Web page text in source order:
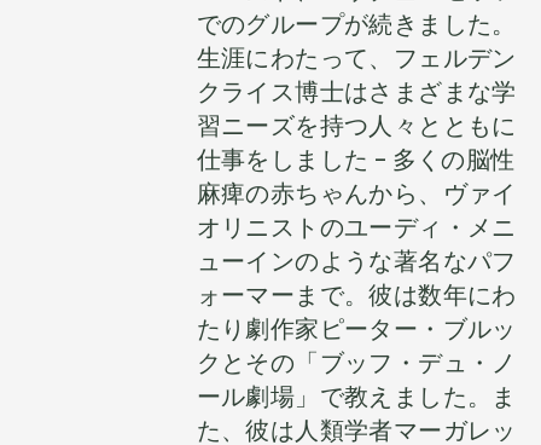
でのグループが続きました。
生涯にわたって、フェルデン
クライス博士はさまざまな学
習ニーズを持つ人々とともに
仕事をしました – 多くの脳性
麻痺の赤ちゃんから、ヴァイ
オリニストのユーディ・メニ
ューインのような著名なパフ
ォーマーまで。彼は数年にわ
たり劇作家ピーター・ブルッ
クとその「ブッフ・デュ・ノ
ール劇場」で教えました。ま
た、彼は人類学者マーガレッ